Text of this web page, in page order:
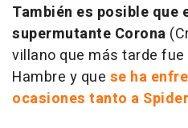
También es posible que
supermutante Corona
villano que más tarde
Hambre y que se ha
ocasiones tanto a